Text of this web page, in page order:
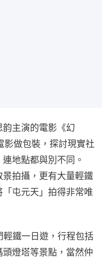
主演的電影《幻
影做包裝，探討現實社
地點都與別不同。
景拍攝，更有大量輕鐵
屯元天」拍得非常唯
輕鐵一日遊，行程包括
燈塔等景點，當然仲